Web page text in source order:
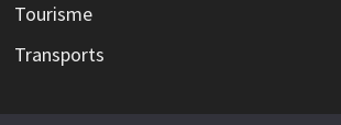
Tourisme
Transports